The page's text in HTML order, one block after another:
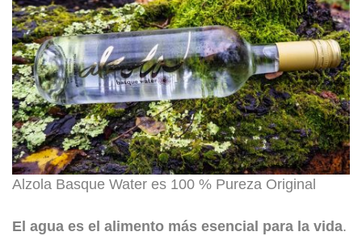
Alzola Basque Water es 100 % Pureza Original
El agua es el alimento más esencial para la vida.